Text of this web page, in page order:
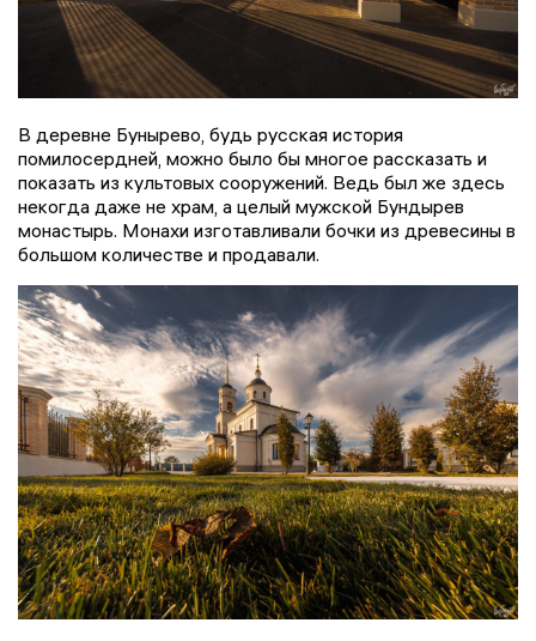
В деревне Бунырево, будь русская история
помилосердней, можно было бы многое рассказать и
показать из культовых сооружений. Ведь был же здесь
некогда даже не храм, а целый мужской Бундырев
монастырь. Монахи изготавливали бочки из древесины в
большом количестве и продавали.